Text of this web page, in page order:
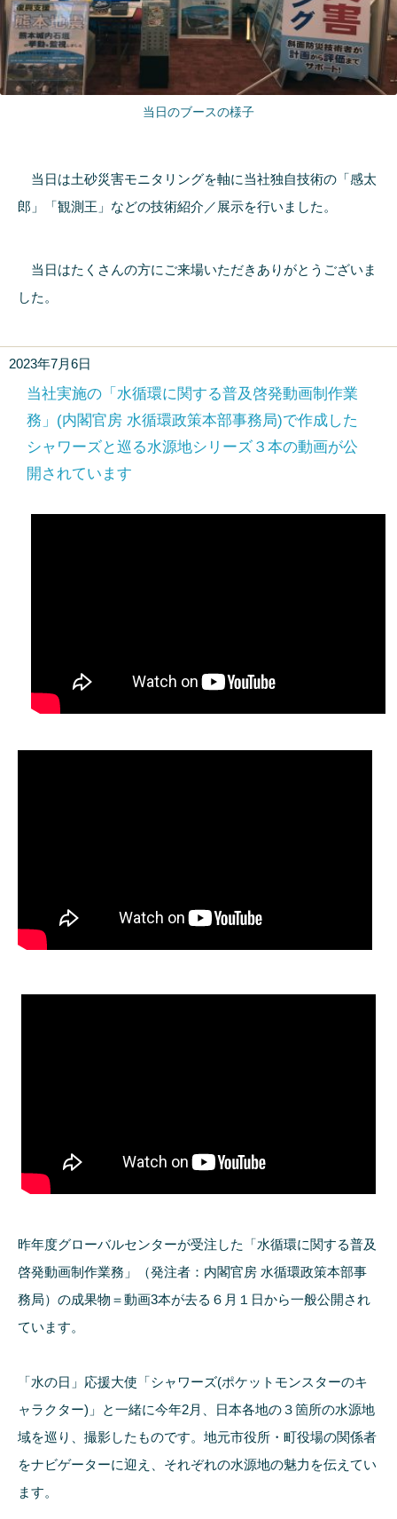
当日のブースの様子
当日は土砂災害モニタリングを軸に当社独自技術の「感太
郎」「観測王」などの技術紹介／展示を行いました。
当日はたくさんの方にご来場いただきありがとうございま
した。
2023年7月6日
当社実施の「水循環に関する普及啓発動画制作業
務」(内閣官房 水循環政策本部事務局)で作成した
シャワーズと巡る水源地シリーズ３本の動画が公
開されています
昨年度グローバルセンターが受注した「水循環に関する普及
啓発動画制作業務」（発注者：内閣官房 水循環政策本部事
務局）の成果物＝動画3本が去る６月１日から一般公開され
ています。
「水の日」応援大使「シャワーズ(ポケットモンスターのキ
ャラクター)」と一緒に今年2月、日本各地の３箇所の水源地
域を巡り、撮影したものです。地元市役所・町役場の関係者
をナビゲーターに迎え、それぞれの水源地の魅力を伝えてい
ます。